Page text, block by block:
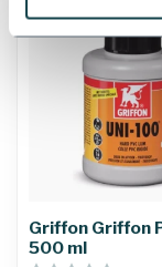
Griffon Griffon
500 ml